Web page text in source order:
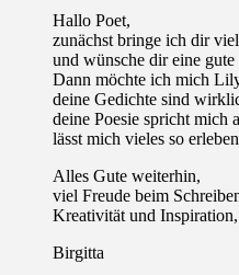
Hallo Poet,
zunächst bringe ich dir
und wünsche dir eine gute
Dann möchte ich mich
deine Gedichte sind
deine Poesie spricht mich
lässt mich vieles so
Alles Gute weiterhin,
viel Freude beim
Kreativität und Inspiration,
Birgitta